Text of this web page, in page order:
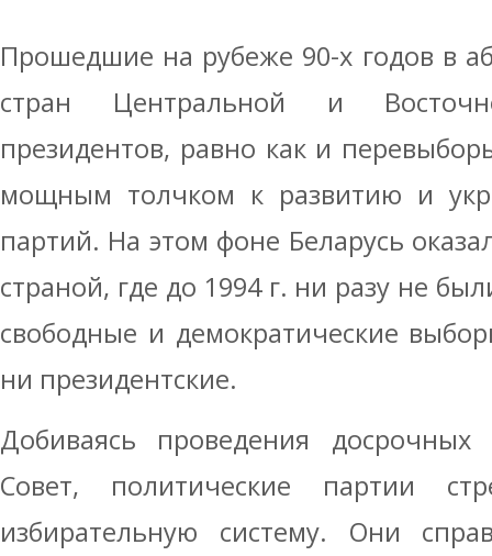
Прошедшие на рубеже 90-х годов в
стран Центральной и
президентов, равно как и
мощным толчком к развитию и
партий. На этом фоне Беларусь
страной, где до 1994 г. ни разу не
свободные и демократические
ни президентские.
Добиваясь проведения
Совет, политические партии
избирательную систему. Они